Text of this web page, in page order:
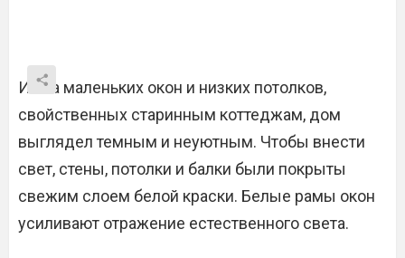
Из-за маленьких окон и низких потолков,
свойственных старинным коттеджам, дом
выглядел темным и неуютным. Чтобы внести
свет, стены, потолки и балки были покрыты
свежим слоем белой краски. Белые рамы окон
усиливают отражение естественного света.